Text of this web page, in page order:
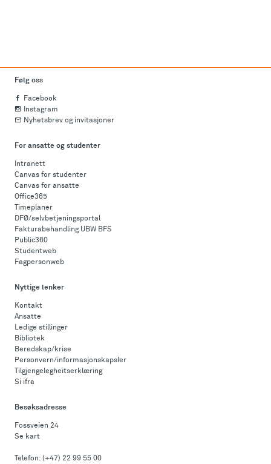
Følg oss
Facebook
Instagram
Nyhetsbrev og invitasjoner
For ansatte og studenter
Intranett
Canvas for studenter
Canvas for ansatte
Office365
Timeplaner
DFØ/selvbetjeningsportal
Fakturabehandling UBW BFS
Public360
Studentweb
Fagpersonweb
Nyttige lenker
Kontakt
Ansatte
Ledige stillinger
Bibliotek
Beredskap/krise
Personvern/informasjonskapsler
Tilgjengelegheitserklæring
Si ifra
Besøksadresse
Fossveien 24
Se kart
Telefon: (+47) 22 99 55 00